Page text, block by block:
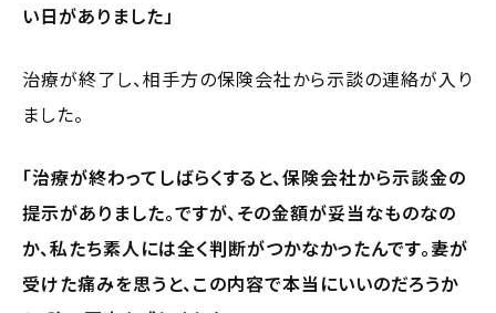
い日がありました」
治療が終了し、相手方の保険会社から示談の連絡が入り
ました。
「治療が終わってしばらくすると、保険会社から示談金の
提示がありました。ですが、その金額が妥当なものなの
か、私たち素人には全く判断がつかなかったんです。妻が
受けた痛みを思うと、この内容で本当にいいのだろうか